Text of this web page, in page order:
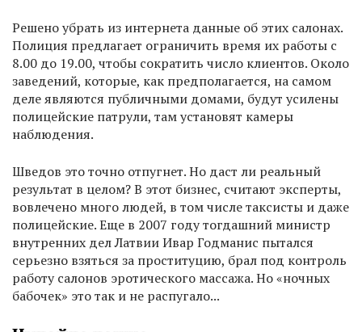
Решено убрать из интернета данные об этих салонах.
Полиция предлагает ограничить время их работы с
8.00 до 19.00, чтобы сократить число клиентов. Около
заведений, которые, как предполагается, на самом
деле являются публичными домами, будут усилены
полицейские патрули, там установят камеры
наблюдения.
Шведов это точно отпугнет. Но даст ли реальный
результат в целом? В этот бизнес, считают эксперты,
вовлечено много людей, в том числе таксисты и даже
полицейские. Еще в 2007 году тогдашний министр
внутренних дел Латвии Ивар Годманис пытался
серьезно взяться за проституцию, брал под контроль
работу салонов эротического массажа. Но «ночных
бабочек» это так и не распугало...